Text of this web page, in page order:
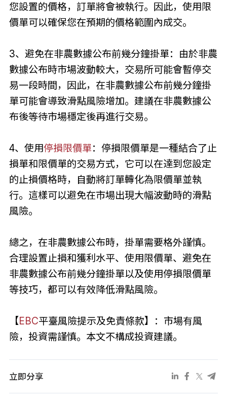
您設置的價格，訂單將會被執行。因此，使用限
價單可以確保您在預期的價格範圍內成交。
3、避免在非農數據公布前幾分鐘掛單：由於非農
數據公布時市場波動較大，交易所可能會暫停交
易一段時間，因此，在非農數據公布前幾分鐘掛
單可能會導致滑點風險增加。建議在非農數據公
布後等待市場穩定後再進行交易。
4、使用停損限價單：停損限價單是一種結合了止
損單和限價單的交易方式，它可以在達到您設定
的止損價格時，自動將訂單轉化為限價單並執
行。這樣可以避免在市場出現大幅波動時的滑點
風險。
總之，在非農數據公布時，掛單需要格外謹慎。
合理設置止損和獲利水平、使用限價單、避免在
非農數據公布前幾分鐘掛單以及使用停損限價單
等技巧，都可以有效降低滑點風險。
【EBC平臺風險提示及免責條款】：市場有風
險，投資需謹慎。本文不構成投資建議。
立即分享